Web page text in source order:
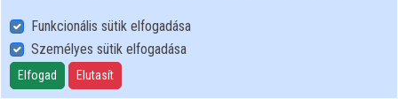
User Policy
Adatkezelési tájékoztató (en)
Cookie Policy
Funkcionális sütik elfogadása
Személyes sütik elfogadása
Elfogad Elutasít